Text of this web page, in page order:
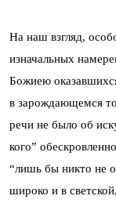
На наш взгляд,
изначальных
Божиею
в зарождающемся
речи не было об
кого”
“лишь бы никто не
широко и в